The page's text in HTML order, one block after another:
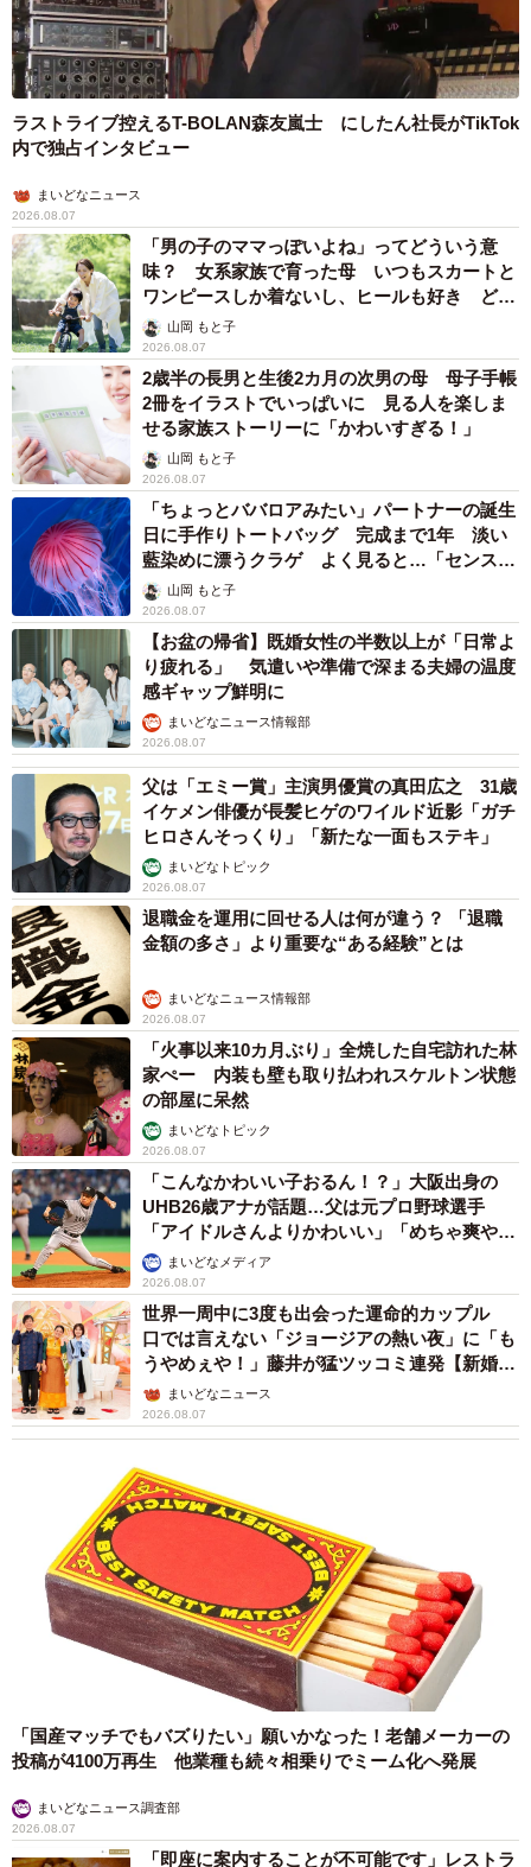
ラストライブ控えるT-BOLAN森友嵐士 にしたん社長がTikTok
内で独占インタビュー
まいどなニュース
2026.08.07
「男の子のママっぽいよね」ってどういう意
味？ 女系家族で育った母 いつもスカートと
ワンピースしか着ないし、ヒールも好き どの
へんが…
山岡 もと子
2026.08.07
2歳半の長男と生後2カ月の次男の母 母子手帳
2冊をイラストでいっぱいに 見る人を楽しま
せる家族ストーリーに「かわいすぎる！」
山岡 もと子
2026.08.07
「ちょっとババロアみたい」パートナーの誕生
日に手作りトートバッグ 完成まで1年 淡い
藍染めに漂うクラゲ よく見ると…「センスす
ごい」山岡 もと子
2026.08.07
【お盆の帰省】既婚女性の半数以上が「日常よ
り疲れる」 気遣いや準備で深まる夫婦の温度
感ギャップ鮮明に
まいどなニュース情報部
2026.08.07
父は「エミー賞」主演男優賞の真田広之 31歳
イケメン俳優が長髪ヒゲのワイルド近影「ガチ
ヒロさんそっくり」「新たな一面もステキ」
まいどなトピック
2026.08.07
退職金を運用に回せる人は何が違う？ 「退職
金額の多さ」より重要な“ある経験”とは
まいどなニュース情報部
2026.08.07
「火事以来10カ月ぶり」全焼した自宅訪れた林
家ぺー 内装も壁も取り払われスケルトン状態
の部屋に呆然
まいどなトピック
2026.08.07
「こんなかわいい子おるん！？」大阪出身の
UHB26歳アナが話題…父は元プロ野球選手
「アイドルさんよりかわいい」「めちゃ爽や
か」まいどなメディア
2026.08.07
世界一周中に3度も出会った運命的カップル
口では言えない「ジョージアの熱い夜」に「も
うやめぇや！」藤井が猛ツッコミ連発【新婚さ
ん】まいどなニュース
2026.08.07
「国産マッチでもバズりたい」願いかなった！老舗メーカーの
投稿が4100万再生 他業種も続々相乗りでミーム化へ発展
まいどなニュース調査部
2026.08.07
「即座に案内することが不可能です」レストラ